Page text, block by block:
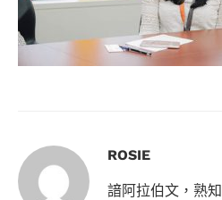
ROSIE
諳阿拉伯文，熟